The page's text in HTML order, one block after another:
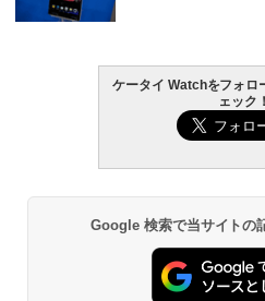
ケータイ Watchをフォロ
ェック！
Google 検索で当サイトの